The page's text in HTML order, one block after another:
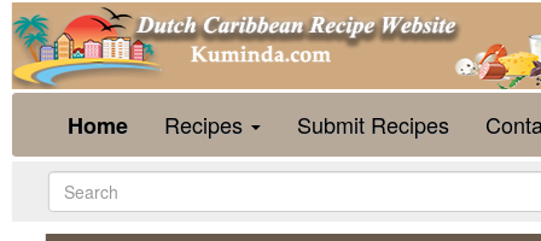
Home Recipes Submit Recipes